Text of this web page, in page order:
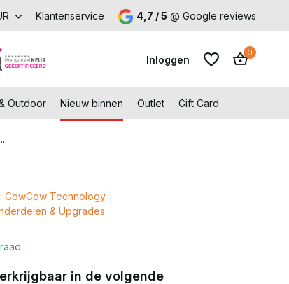
voordeel – Gratis verzending vanaf €99,- Bezoek
Klantenservice 4,7 / 5 @ Google reviews
Inloggen
0
Outdoor Nieuw binnen Outlet Gift Card
CowCow Technology
& Upgrades
in de volgende